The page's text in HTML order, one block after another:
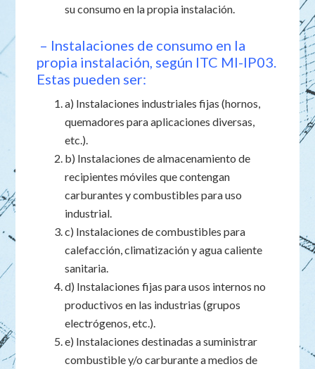
su consumo en la propia instalación.
– Instalaciones de consumo en la
propia instalación, según ITC MI-IP03.
Estas pueden ser:
a) Instalaciones industriales fijas (hornos,
quemadores para aplicaciones diversas,
etc.).
b) Instalaciones de almacenamiento de
recipientes móviles que contengan
carburantes y combustibles para uso
industrial.
c) Instalaciones de combustibles para
calefacción, climatización y agua caliente
sanitaria.
d) Instalaciones fijas para usos internos no
productivos en las industrias (grupos
electrógenos, etc.).
e) Instalaciones destinadas a suministrar
combustible y/o carburante a medios de